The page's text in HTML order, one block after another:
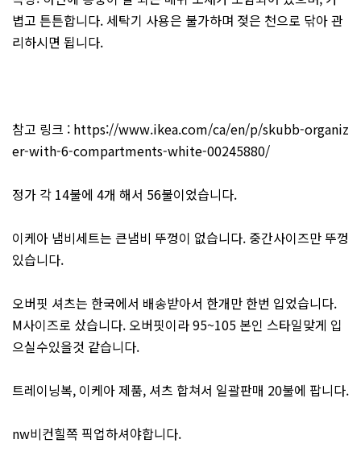
볍고 튼튼합니다. 세탁기 사용은 불가하며 젖은 천으로 닦아 관
리하시면 됩니다.
참고 링크 : https://www.ikea.com/ca/en/p/skubb-organiz
er-with-6-compartments-white-00245880/
정가 각 14불에 4개 해서 56불이었습니다.
이케아 냄비세트는 큰냄비 뚜껑이 없습니다. 중간사이즈만 뚜껑
있습니다.
오버핏 셔츠는 한국에서 배송받아서 한개만 한번 입었습니다.
M사이즈로 샀습니다. 오버핏이라 95~105 본인 스타일맞게 입
으실수있을것 같습니다.
트레이닝복, 이케아 제품, 셔츠 합쳐서 일괄판매 20불에 팝니다.
nw비컨힐쪽 픽업하셔야합니다.